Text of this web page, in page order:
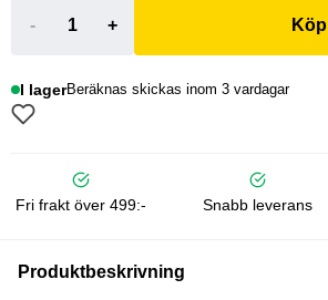
- + Köp
I lagerBeräknas skickas inom 3 vardagar
Fri frakt över 499:- Snabb leverans
Produktbeskrivning